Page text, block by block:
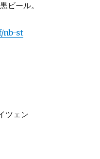
ビール。
nb-st
ツェン